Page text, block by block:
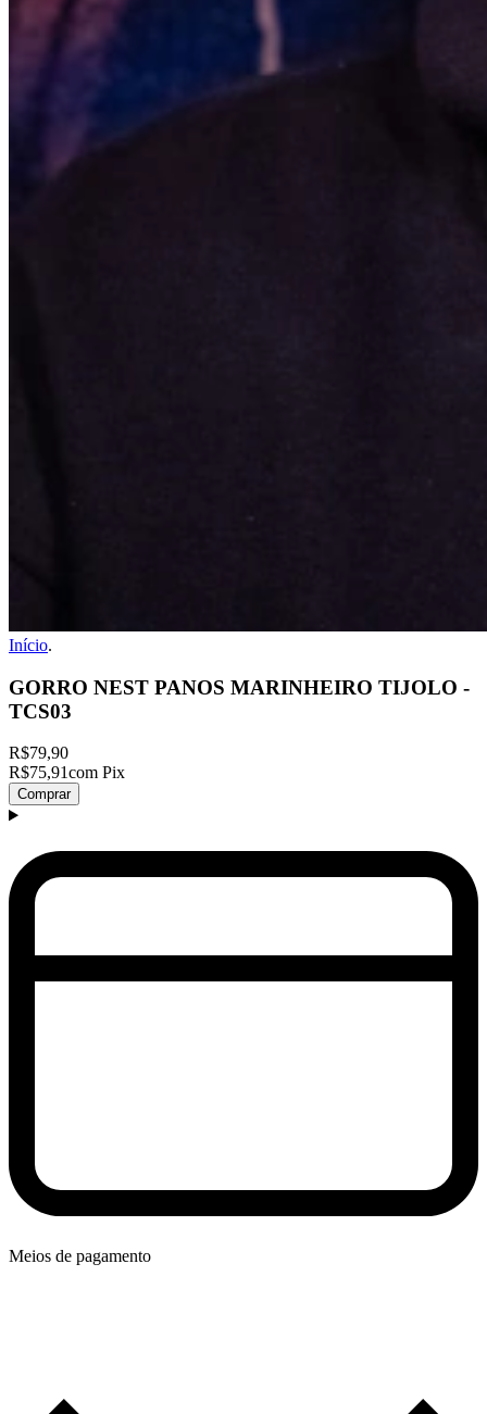
Início.
GORRO NEST PANOS MARINHEIRO TIJOLO -
TCS03
R$79,90
R$75,91com Pix
Comprar
Meios de pagamento